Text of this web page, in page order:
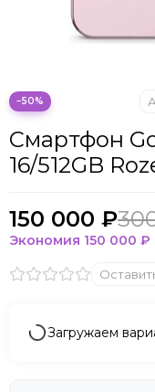
−50%
Смартфон
16/512GB
150 000 ₽
Экономия 150 000 ₽
Загружаем